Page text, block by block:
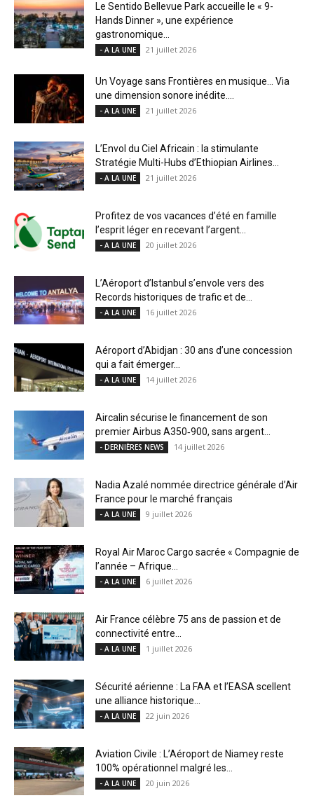
Le Sentido Bellevue Park accueille le « 9-
Hands Dinner », une expérience
gastronomique...
- A LA UNE 21 juillet 2026
Un Voyage sans Frontières en musique… Via
une dimension sonore inédite....
- A LA UNE 21 juillet 2026
L’Envol du Ciel Africain : la stimulante
Stratégie Multi-Hubs d’Ethiopian Airlines...
- A LA UNE 21 juillet 2026
Profitez de vos vacances d’été en famille
l’esprit léger en recevant l’argent...
- A LA UNE 20 juillet 2026
L’Aéroport d’Istanbul s’envole vers des
Records historiques de trafic et de...
- A LA UNE 16 juillet 2026
Aéroport d’Abidjan : 30 ans d’une concession
qui a fait émerger...
- A LA UNE 14 juillet 2026
Aircalin sécurise le financement de son
premier Airbus A350‑900, sans argent...
- DERNIÈRES NEWS 14 juillet 2026
Nadia Azalé nommée directrice générale d’Air
France pour le marché français
- A LA UNE 9 juillet 2026
Royal Air Maroc Cargo sacrée « Compagnie de
l’année – Afrique...
- A LA UNE 6 juillet 2026
Air France célèbre 75 ans de passion et de
connectivité entre...
- A LA UNE 1 juillet 2026
Sécurité aérienne : La FAA et l’EASA scellent
une alliance historique...
- A LA UNE 22 juin 2026
Aviation Civile : L’Aéroport de Niamey reste
100% opérationnel malgré les...
- A LA UNE 20 juin 2026